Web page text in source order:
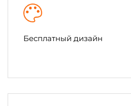
Бесплатный дизайн